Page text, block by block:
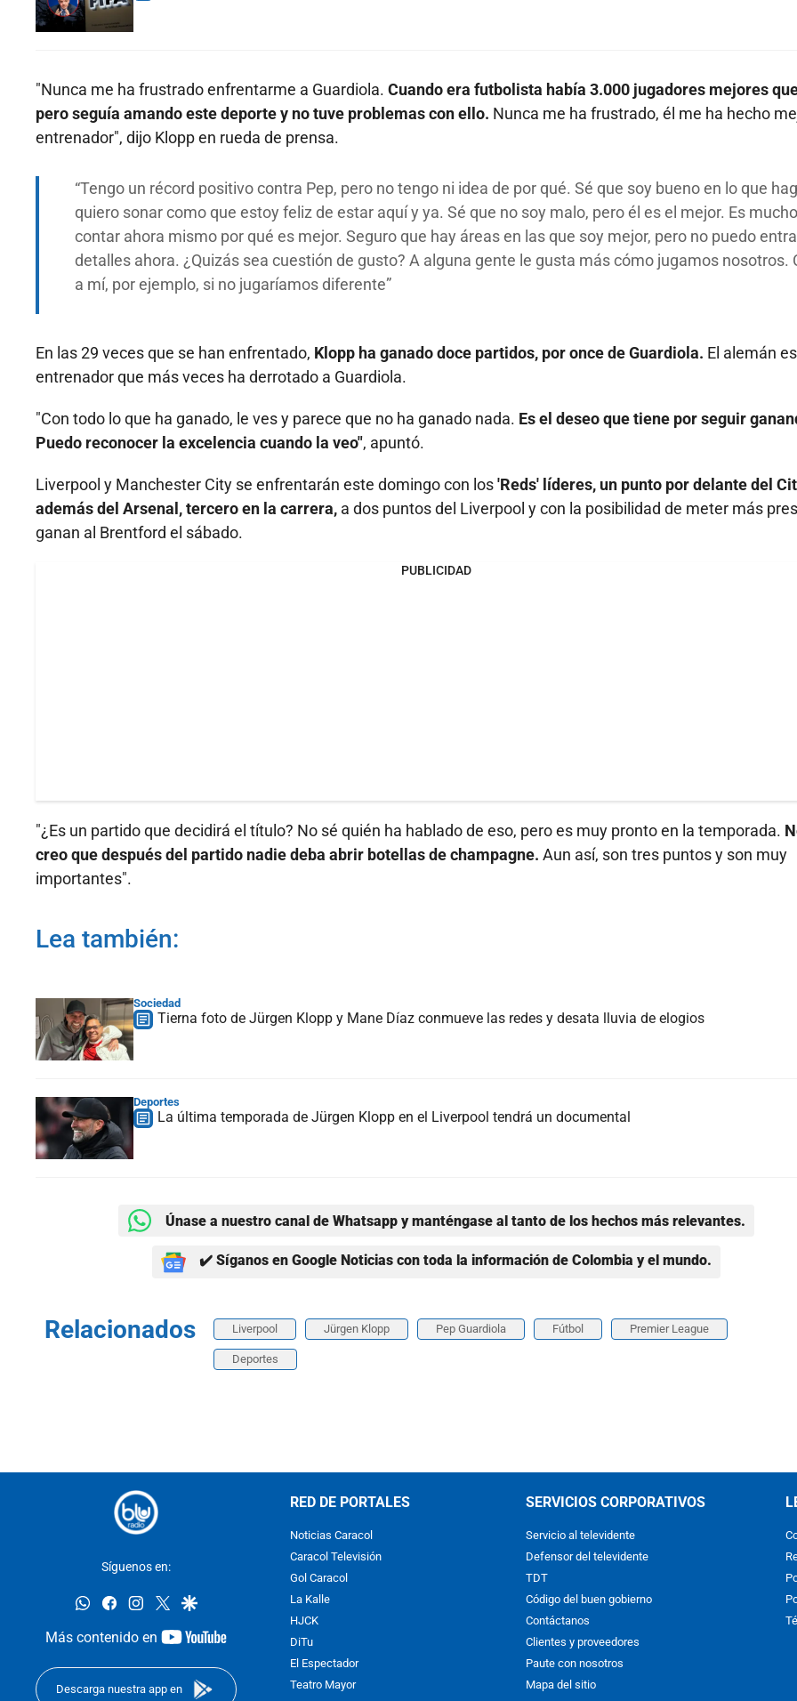
"Nunca me ha frustrado enfrentarme a Guardiola. Cuando era futbolista había 3.000 jugadores mejores
pero seguía amando este deporte y no tuve problemas con ello. Nunca me ha frustrado, él me ha hecho
entrenador", dijo Klopp en rueda de prensa.
Tengo un récord positivo contra Pep, pero no tengo ni idea de por qué. Sé que soy bueno en lo que
quiero sonar como que estoy feliz de estar aquí y ya. Sé que no soy malo, pero él es el mejor. Es
contar ahora mismo por qué es mejor. Seguro que hay áreas en las que soy mejor, pero no puedo
detalles ahora. ¿Quizás sea cuestión de gusto? A alguna gente le gusta más cómo jugamos nosotros.
a mí, por ejemplo, si no jugaríamos diferente
En las 29 veces que se han enfrentado, Klopp ha ganado doce partidos, por once de Guardiola. El alemán es
entrenador que más veces ha derrotado a Guardiola.
"Con todo lo que ha ganado, le ves y parece que no ha ganado nada. Es el deseo que tiene por seguir
Puedo reconocer la excelencia cuando la veo", apuntó.
Liverpool y Manchester City se enfrentarán este domingo con los'Reds' líderes, un punto por delante del
además del Arsenal, tercero en la carrera, a dos puntos del Liverpool y con la posibilidad de meter más
ganan al Brentford el sábado.
PUBLICIDAD
"¿Es un partido que decidirá el título? No sé quién ha hablado de eso, pero es muy pronto en la temporada.
creo que después del partido nadie deba abrir botellas de champagne. Aun así, son tres puntos y son muy
importantes".
Lea también:
Sociedad
Tierna foto de Jürgen Klopp y Mane Díaz conmueve las redes y desata lluvia de elogios
Deportes
La última temporada de Jürgen Klopp en el Liverpool tendrá un documental
Únase a nuestro canal de Whatsapp y manténgase al tanto de los hechos más relevantes.
✔️ Síganos en Google Noticias con toda la información de Colombia y el mundo.
Relacionados Liverpool Jürgen Klopp Pep Guardiola Fútbol Premier League
Deportes
Síguenos en:
whatsappfacebookinstagram
twittergoogle
Más contenido en
youtube-
Descarga nuestra app en
RED DE PORTALES
Noticias Caracol
Caracol Televisión
Gol Caracol
La Kalle
HJCK
DiTu
El Espectador
Teatro Mayor
SERVICIOS CORPORATIVOS
Servicio al televidente
Defensor del televidente
TDT
Código del buen gobierno
Contáctanos
Clientes y proveedores
Paute con nosotros
Mapa del sitio